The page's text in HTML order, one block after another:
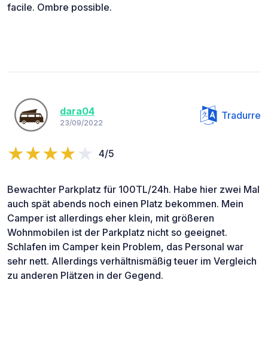
facile. Ombre possible.
dara04
23/09/2022
Tradurre
4/5
Bewachter Parkplatz für 100TL/24h. Habe hier zwei Mal
auch spät abends noch einen Platz bekommen. Mein
Camper ist allerdings eher klein, mit größeren
Wohnmobilen ist der Parkplatz nicht so geeignet.
Schlafen im Camper kein Problem, das Personal war
sehr nett. Allerdings verhältnismäßig teuer im Vergleich
zu anderen Plätzen in der Gegend.